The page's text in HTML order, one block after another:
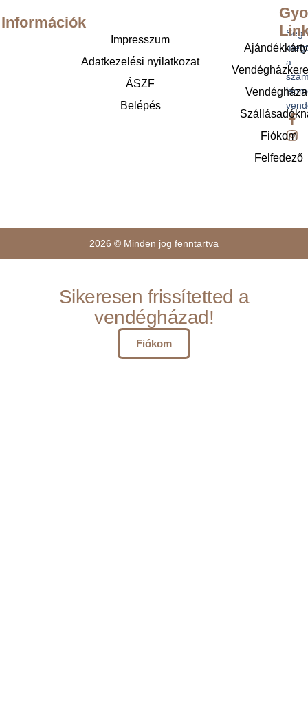
a
Fiókom
Felfedező
Információk
Impresszum
Adatkezelési nyilatkozat
ÁSZF
Belépés
2026 © Minden jog fenntartva
Sikeresen frissítetted a
vendégházad!
Fiókom